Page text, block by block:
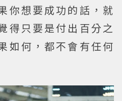
你想要成功的話，就
得只要是付出百分之
如何，都不會有任何